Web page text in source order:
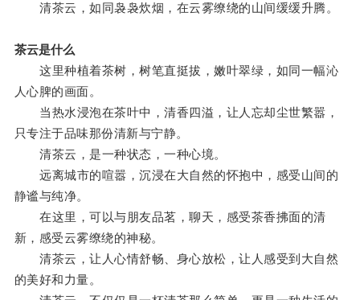
清茶云，如同袅袅炊烟，在云雾缭绕的山间缓缓升腾。
茶云是什么
这里种植着茶树，树笔直挺拔，嫩叶翠绿，如同一幅沁
人心脾的画面。
当热水浸泡在茶叶中，清香四溢，让人忘却尘世繁嚣，
只专注于品味那份清新与宁静。
清茶云，是一种状态，一种心境。
远离城市的喧嚣，沉浸在大自然的怀抱中，感受山间的
静谧与纯净。
在这里，可以与朋友品茗，聊天，感受茶香拂面的清
新，感受云雾缭绕的神秘。
清茶云，让人心情舒畅、身心放松，让人感受到大自然
的美好和力量。